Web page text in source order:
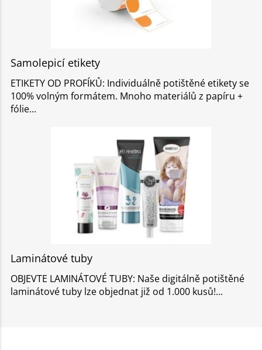
Samolepicí etikety
ETIKETY OD PROFÍKŮ: Individuálně potištěné etikety se
100% volným formátem. Mnoho materiálů z papíru +
fólie
Laminátové tuby
OBJEVTE LAMINÁTOVÉ TUBY: Naše digitálně potištěné
laminátové tuby lze objednat již od 1.000 kusů!